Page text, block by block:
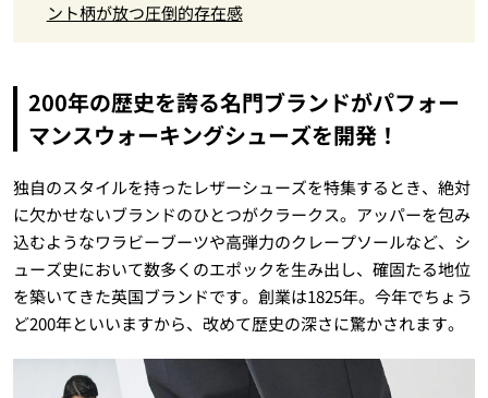
ント柄が放つ圧倒的存在感
200年の歴史を誇る名門ブランドがパフォー
マンスウォーキングシューズを開発！
独自のスタイルを持ったレザーシューズを特集するとき、絶対
に欠かせないブランドのひとつがクラークス。アッパーを包み
込むようなワラビーブーツや高弾力のクレープソールなど、シ
ューズ史において数多くのエポックを生み出し、確固たる地位
を築いてきた英国ブランドです。創業は1825年。今年でちょう
ど200年といいますから、改めて歴史の深さに驚かされます。